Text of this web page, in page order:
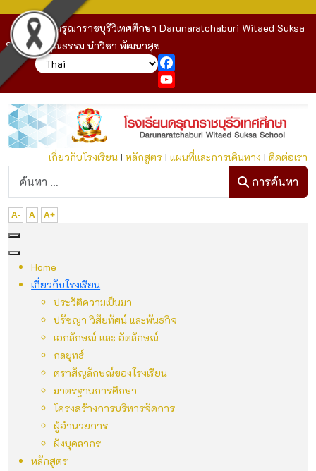
โรงเรียนดรุณาราชบุรีวิเทศศึกษา Darunaratchaburi Witaed Suksa
School : คุณธรรม นำวิชา พัฒนาสุข
YouTube
เกี่ยวกับโรงเรียนI หลักสูตรI แผนที่และการเดินทาง I ติดต่อเรา
ก
การค้นหา
A- A A+
Home
เกี่ยวกับโรงเรียน
ประวัติความเป็นมา
ปรัชญา วิสัยทัศน์ และพันธกิจ
เอกลักษณ์ และ อัตลักษณ์
กลยุทธ์
ตราสัญลักษณ์ของโรงเรียน
มาตรฐานการศึกษา
โครงสร้างการบริหารจัดการ
ผู้อำนวยการ
ผังบุคลากร
หลักสูตร